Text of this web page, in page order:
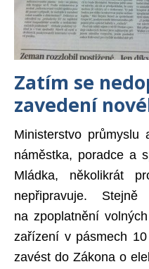
Zatím se
zavedení
Ministerstvo
náměstka, poradce a
Mládka, několikrát
nepřipravuje.
na zpoplatnění
zařízení v pásmech
zavést do Zákona o